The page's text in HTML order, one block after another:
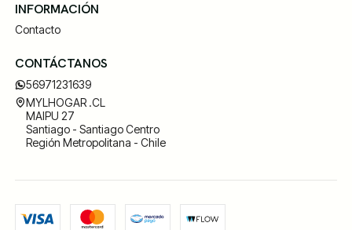
INFORMACIÓN
Contacto
CONTÁCTANOS
56971231639
MYLHOGAR .CL
MAIPU 27
Santiago - Santiago Centro
Región Metropolitana - Chile